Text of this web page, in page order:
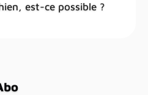
est-ce possible ?